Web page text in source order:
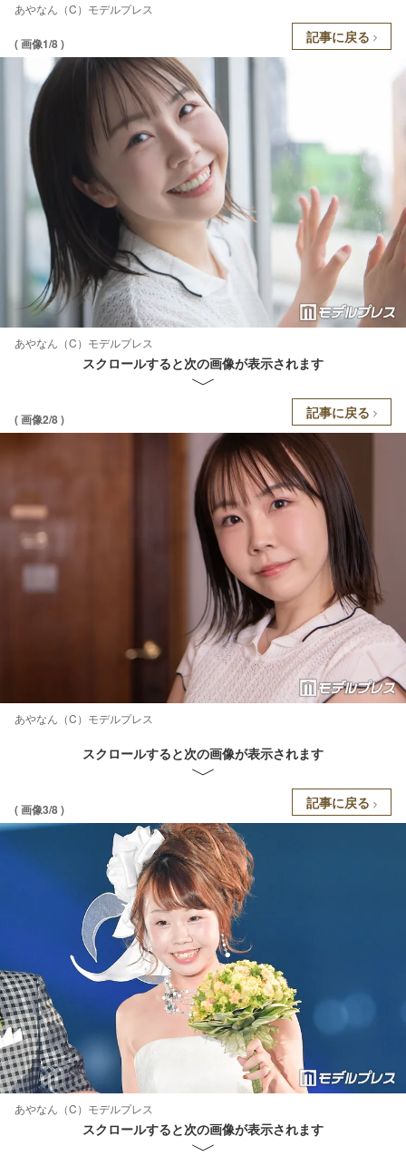
あやなん（C）モデルプレス
( 画像1/8 ) 記事に戻る
あやなん（C）モデルプレス
スクロールすると次の画像が表示されます
( 画像2/8 ) 記事に戻る
あやなん（C）モデルプレス
スクロールすると次の画像が表示されます
( 画像3/8 ) 記事に戻る
あやなん（C）モデルプレス
スクロールすると次の画像が表示されます